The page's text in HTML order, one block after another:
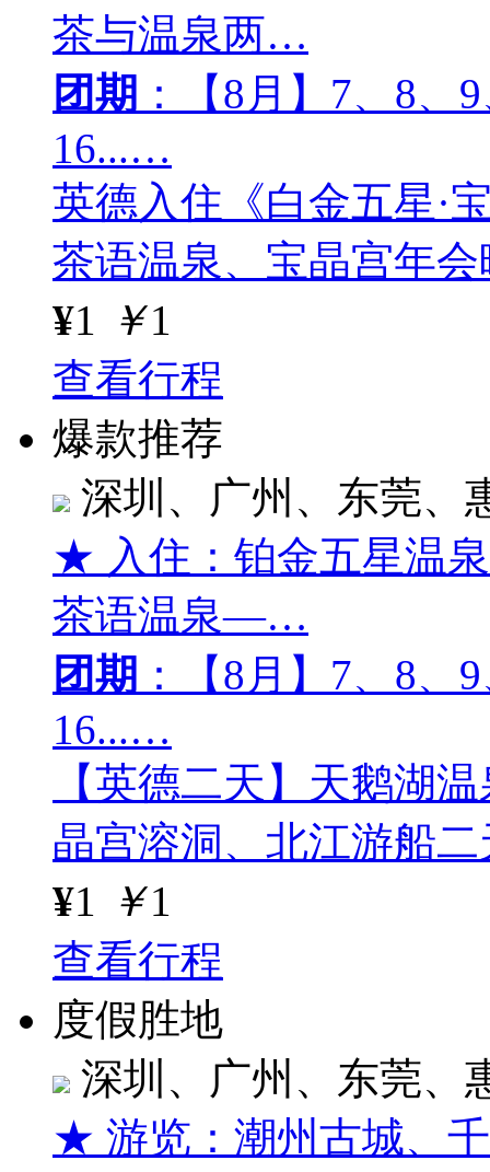
茶与温泉两…
团期 ：【8月】7、8、
16...…
英德入住《白金五星·
茶语温泉、宝晶宫年会
¥1 ￥1
查看行程
爆款推荐
深圳、广州、东莞、
★ 入住：铂金五星温
茶语温泉—…
团期 ：【8月】7、8、
16...…
【英德二天】天鹅湖
晶宫溶洞、北江游船二
¥1 ￥1
查看行程
度假胜地
深圳、广州、东莞、
★ 游览：潮州古城、